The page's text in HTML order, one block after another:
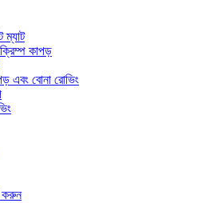
ম্যাট
কাপড়
এবং বোনা রোভিং
করুন